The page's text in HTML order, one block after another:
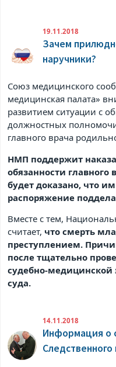
19.11.2018
Зачем
наручники?
Союз медицинского
медицинская палата»
развитием ситуации с
должностных
главного врача
НМП поддержит
обязанности главного
будет доказано, что
распоряжение
Вместе с тем,
считает,что смерть
преступлением.
после тщательно
судебно-медицинской
суда.
14.11.2018
Информация о